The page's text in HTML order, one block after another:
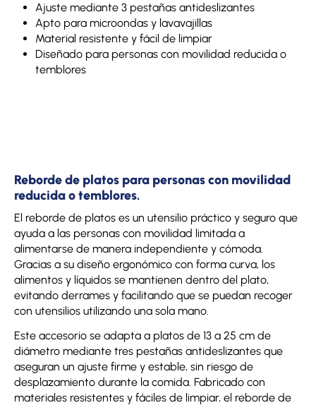
Ajuste mediante 3 pestañas antideslizantes
Apto para microondas y lavavajillas
Material resistente y fácil de limpiar
Diseñado para personas con movilidad reducida o
temblores
Reborde de platos para personas con movilidad
reducida o temblores.
El reborde de platos es un utensilio práctico y seguro que
ayuda a las personas con movilidad limitada a
alimentarse de manera independiente y cómoda.
Gracias a su diseño ergonómico con forma curva, los
alimentos y líquidos se mantienen dentro del plato,
evitando derrames y facilitando que se puedan recoger
con utensilios utilizando una sola mano.
Este accesorio se adapta a platos de 13 a 25 cm de
diámetro mediante tres pestañas antideslizantes que
aseguran un ajuste firme y estable, sin riesgo de
desplazamiento durante la comida. Fabricado con
materiales resistentes y fáciles de limpiar, el reborde de